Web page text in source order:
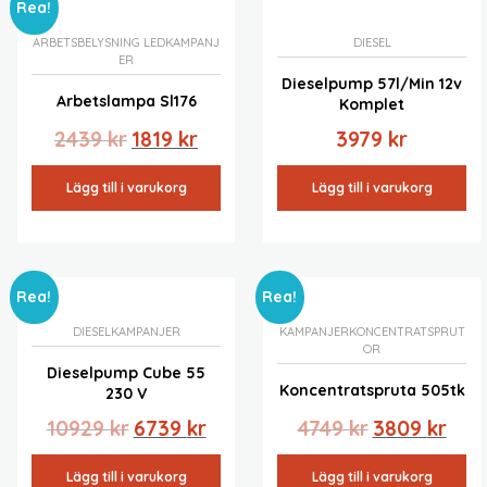
Rea!
ARBETSBELYSNING LEDKAMPANJ
ER
Arbetslampa Sl176
2439kr Det
ursprungliga
priset
var:
1819 krDet
nuvarande
är:
Lägg till i varukorg
DIESEL
Dieselpump 57l/min 12v
Komplet
3979 kr
Lägg till i varukorg
Rea!
DIESELKAMPANJER
Dieselpump Cube 55
230 V
10929kr Det
ursprungliga
priset
6739 krDet
nuvarande
Lägg till i varukorg
Rea!
KAMPANJERKONCENTRATSPRUT
OR
Koncentratspruta 505tk
4749kr Det
ursprungliga
priset
3809 krDet
Lägg till i varukorg